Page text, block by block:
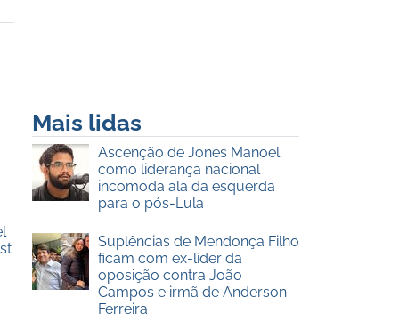
Mais lidas
Ascenção de Jones Manoel
como liderança nacional
incomoda ala da esquerda
para o pós-Lula
Suplências de Mendonça Filho
ficam com ex-líder da
oposição contra João
Campos e irmã de Anderson
Ferreira